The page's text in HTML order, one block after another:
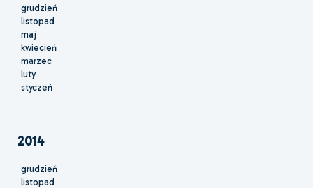
grudzień
listopad
maj
kwiecień
marzec
luty
styczeń
2014
grudzień
listopad